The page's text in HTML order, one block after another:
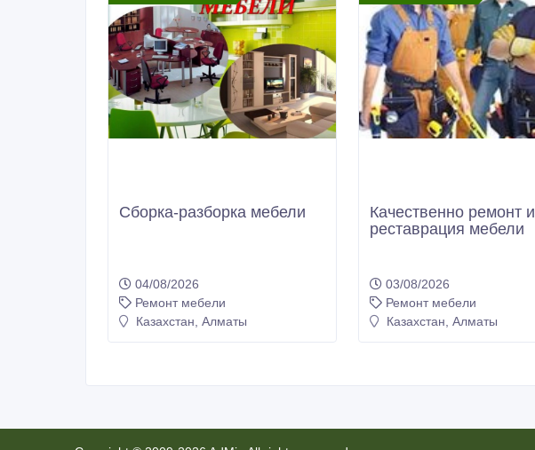
Сборка-разборка мебели
04/08/2026
Ремонт мебели
Казахстан, Алматы
Качественно ремонт и
реставрация мебели
03/08/2026
Ремонт мебели
Казахстан, Алматы